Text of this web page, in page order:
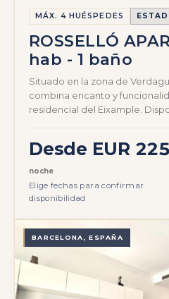
MÁX. 4 HUÉSPEDES
ROSSELLÓ
hab - 1 baño
Situado en la zona de
combina encanto y
residencial del Eixample.
Desde EUR 225
noche
Elige fechas para confirmar
disponibilidad
BARCELONA, ESPAÑA